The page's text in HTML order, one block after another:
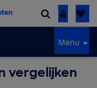
Inloggen
Menu
vergelijken